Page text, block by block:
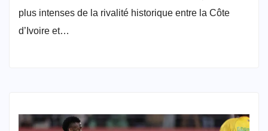
plus intenses de la rivalité historique entre la Côte
d’Ivoire et…